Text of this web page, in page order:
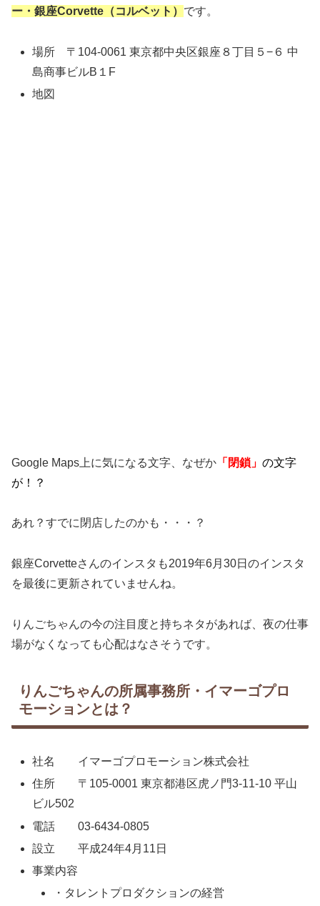
ー・銀座Corvette（コルベット） です。
場所 〒104-0061 東京都中央区銀座８丁目５−６ 中
島商事ビルB１F
地図
Google Maps上に気になる文字、なぜか 「閉鎖」 の文字
が！？
あれ？すでに閉店したのかも・・・？
銀座Corvetteさんのインスタも2019年6月30日のインスタ
を最後に更新されていませんね。
りんごちゃんの今の注目度と持ちネタがあれば、夜の仕事
場がなくなっても心配はなさそうです。
りんごちゃんの所属事務所・イマーゴプロ
モーションとは？
社名 イマーゴプロモーション株式会社
住所 〒105-0001 東京都港区虎ノ門3-11-10 平山
ビル502
電話 03-6434-0805
設立 平成24年4月11日
事業内容
・タレントプロダクションの経営